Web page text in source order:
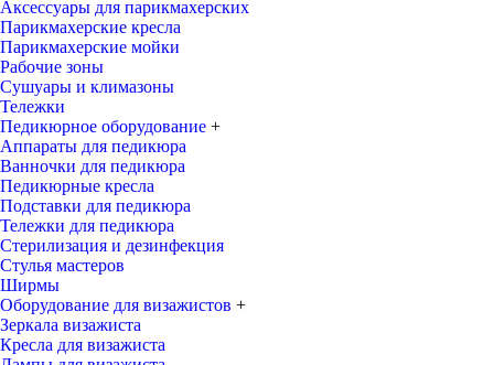
Аксессуары для парикмахерских
Парикмахерские кресла
Парикмахерские мойки
Рабочие зоны
Сушуары и климазоны
Тележки
Педикюрное оборудование +
Аппараты для педикюра
Ванночки для педикюра
Педикюрные кресла
Подставки для педикюра
Тележки для педикюра
Стерилизация и дезинфекция
Стулья мастеров
Ширмы
Оборудование для визажистов +
Зеркала визажиста
Кресла для визажиста